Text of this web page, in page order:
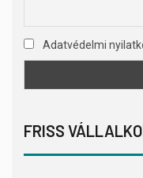
Adatvédelmi
FRISS